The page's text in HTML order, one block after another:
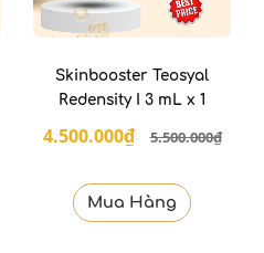
Skinbooster Teosyal
Redensity I 3 mL x 1
4.500.000₫ 5.500.000₫
Mua Hàng